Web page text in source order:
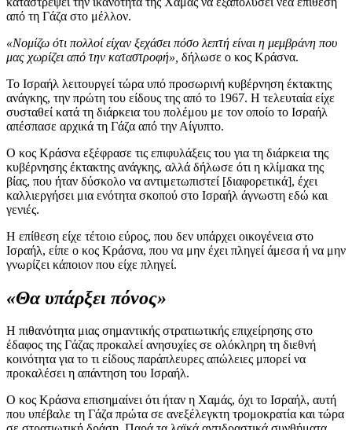
από τη Γάζα στο μέλλον.
«Νομίζω ότι πολλοί είχαν ξεχάσει πόσο λεπτή είναι η μεμβράνη που
μας χωρίζει από την καταστροφή», δήλωσε ο κος Κράσνα.
Το Ισραήλ λειτουργεί τώρα υπό προσωρινή κυβέρνηση έκτακτης
ανάγκης, την πρώτη του είδους της από το 1967. Η τελευταία είχε
συσταθεί κατά τη διάρκεια του πολέμου με τον οποίο το Ισραήλ
απέσπασε αρχικά τη Γάζα από την Αίγυπτο.
Ο κος Κράσνα εξέφρασε τις επιφυλάξεις του για τη διάρκεια της
κυβέρνησης έκτακτης ανάγκης, αλλά δήλωσε ότι η κλίμακα της
βίας, που ήταν δύσκολο να αντιμετωπιστεί [διαφορετικά], έχει
καλλιεργήσει μια ενότητα σκοπού στο Ισραήλ άγνωστη εδώ και
γενιές.
Η επίθεση είχε τέτοιο εύρος, που δεν υπάρχει οικογένεια στο
Ισραήλ, είπε ο κος Κράσνα, που να μην έχει πληγεί άμεσα ή να μην
γνωρίζει κάποιον που είχε πληγεί.
«Θα υπάρξει πόνος»
Η πιθανότητα μιας σημαντικής στρατιωτικής επιχείρησης στο
έδαφος της Γάζας προκαλεί ανησυχίες σε ολόκληρη τη διεθνή
κοινότητα για το τι είδους παράπλευρες απώλειες μπορεί να
προκαλέσει η απάντηση του Ισραήλ.
Ο κος Κράσνα επισημαίνει ότι ήταν η Χαμάς, όχι το Ισραήλ, αυτή
που υπέβαλε τη Γάζα πρώτα σε ανεξέλεγκτη τρομοκρατία και τώρα